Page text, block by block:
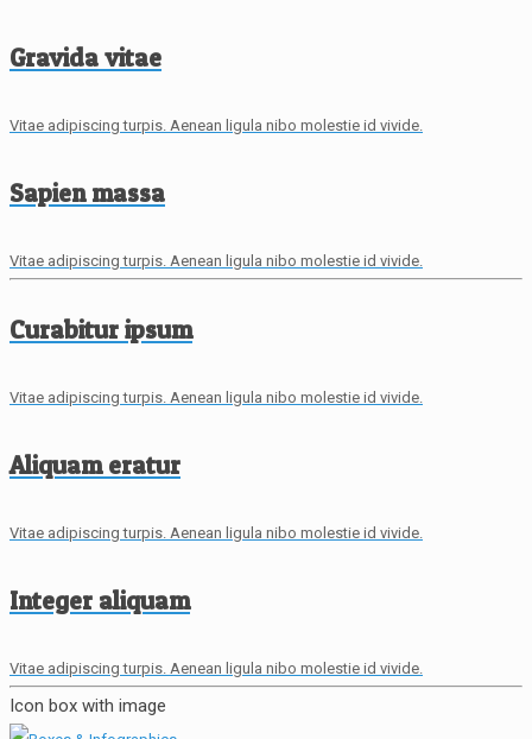
Gravida vitae
Vitae adipiscing turpis. Aenean ligula nibo molestie id vivide.
Sapien massa
Vitae adipiscing turpis. Aenean ligula nibo molestie id vivide.
Curabitur ipsum
Vitae adipiscing turpis. Aenean ligula nibo molestie id vivide.
Aliquam eratur
Vitae adipiscing turpis. Aenean ligula nibo molestie id vivide.
Integer aliquam
Vitae adipiscing turpis. Aenean ligula nibo molestie id vivide.
Icon box with image